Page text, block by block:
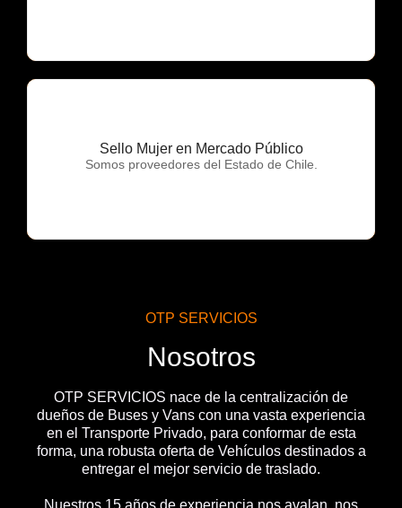
Sello Mujer en Mercado Público
Somos proveedores del Estado de Chile.
OTP Servicios
OTP SERVICIOS
Nosotros
OTP SERVICIOS nace de la centralización de
dueños de Buses y Vans con una vasta experiencia
en el Transporte Privado, para conformar de esta
forma, una robusta oferta de Vehículos destinados a
entregar el mejor servicio de traslado.